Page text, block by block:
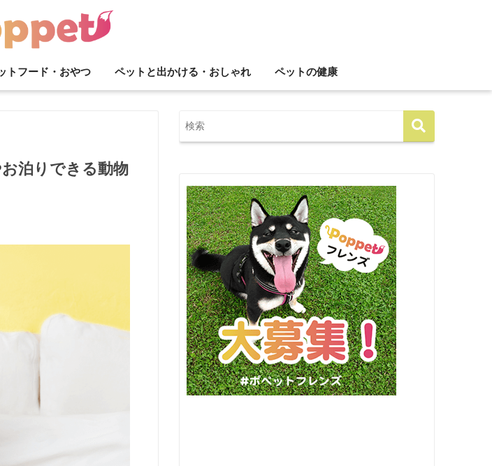
トフード・おやつ ペットと出かける・おしゃれ ペットの健康
泊りできる動物